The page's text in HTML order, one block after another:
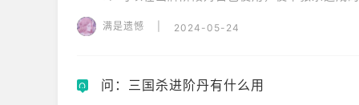
因此，当队友处于濒死状态时，无法使用酒来
满是遗憾 2024-05-24
Q 问：三国杀进阶丹有什么用